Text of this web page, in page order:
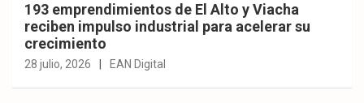
193 emprendimientos de El Alto y Viacha
reciben impulso industrial para acelerar su
crecimiento
28 julio, 2026 EAN Digital